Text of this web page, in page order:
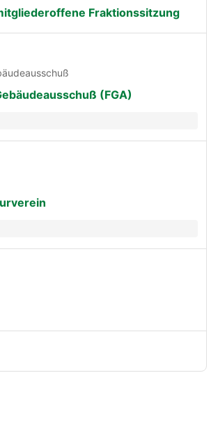
Fraktionssitzung
(FGA)